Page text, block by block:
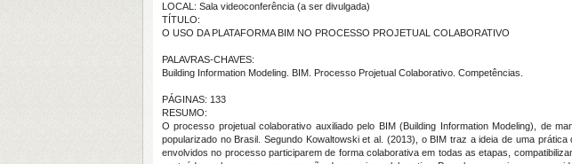
LOCAL: Sala videoconferência (a ser divulgada)
TÍTULO:
O USO DA PLATAFORMA BIM NO PROCESSO PROJETUAL COLABORATIVO
PALAVRAS-CHAVES:
Building Information Modeling. BIM. Processo Projetual Colaborativo. Competências.
PÁGINAS: 133
RESUMO:
O processo projetual colaborativo auxiliado pelo BIM (Building Information Modeling), de
popularizado no Brasil. Segundo Kowaltowski et al. (2013), o BIM traz a ideia de uma
envolvidos no processo participarem de forma colaborativa em todas as etapas,